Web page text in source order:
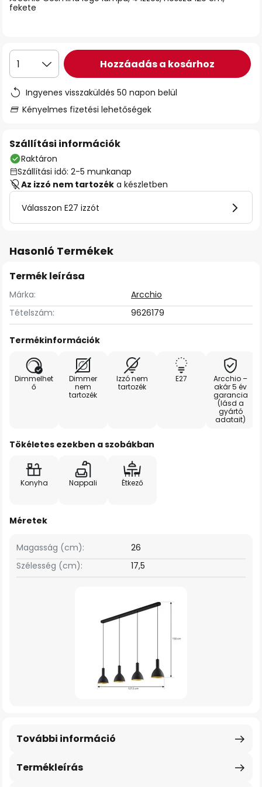
fekete
1 Hozzáadás a kosárhoz
Ingyenes visszaküldés 50 napon belül
Kényelmes fizetési lehetőségek
Szállítási információk
Raktáron
Szállítási idő: 2-5 munkanap
Az izzó nem tartozék a készletben
Válasszon E27 izzót
Hasonló Termékek
Termék leírása
Márka:
Arcchio
Tételszám:
9626179
Termékinformációk
Dimmelhet
ő
Dimmer
nem
tartozék
Izzó nem
tartozék
E27
Arcchio –
akár 5 év
garancia
(lásd a
gyártó
adatait)
Tökéletes ezekben a szobákban
Konyha Nappali Étkező
Méretek
Szélesség (cm): 17,5
Magasság (cm): 26
Termékleírás
További információ